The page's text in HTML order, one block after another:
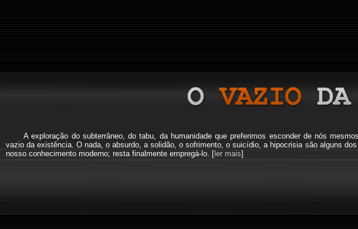
A exploração do subterrâneo, do tabu, da humanidade que preferimos esconder de nós
vazio da existência. O nada, o absurdo, a solidão, o sofrimento, o suicídio, a hipocrisia são alguns
nosso conhecimento moderno; resta finalmente empregá-lo. [ler mais]